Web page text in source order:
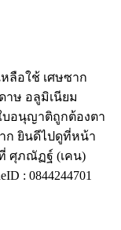
ลือใช้ เศษซาก
าษ อลูมิเนียม
บอนุญาติถูกต้องตา
ก ยินดีไปดูที่หน้า
ศุภณัฏฐ์ (เคน)
: 0844244701